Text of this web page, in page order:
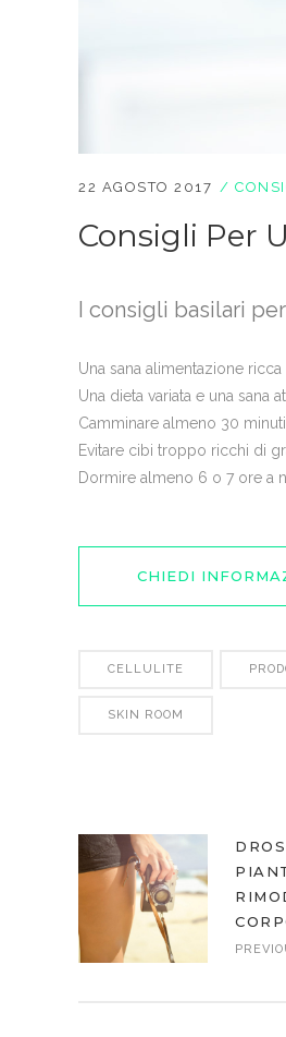
22 AGOSTO 2017
Consigli Per
I consigli basilari
Una sana alimentazione
Una dieta variata e una sana
Camminare almeno 30
Evitare cibi troppo ricchi di
Dormire almeno 6 o 7 ore a
CHIEDI
CELLULITE
SKIN ROOM